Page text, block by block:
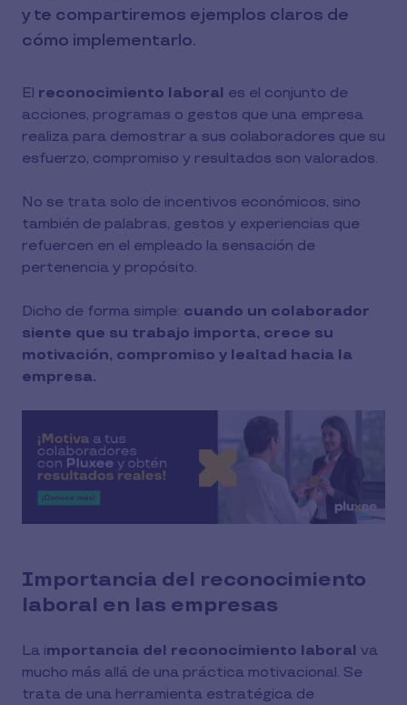
y te compartiremos ejemplos claros de
cómo implementarlo.
El reconocimiento laboral es el conjunto de
acciones, programas o gestos que una empresa
realiza para demostrar a sus colaboradores que su
esfuerzo, compromiso y resultados son valorados.
No se trata solo de incentivos económicos, sino
también de palabras, gestos y experiencias que
refuercen en el empleado la sensación de
pertenencia y propósito.
Dicho de forma simple: cuando un colaborador
siente que su trabajo importa, crece su
motivación, compromiso y lealtad hacia la
empresa.
Importancia del reconocimiento
laboral en las empresas
La importancia del reconocimiento laboral va
mucho más allá de una práctica motivacional. Se
trata de una herramienta estratégica de